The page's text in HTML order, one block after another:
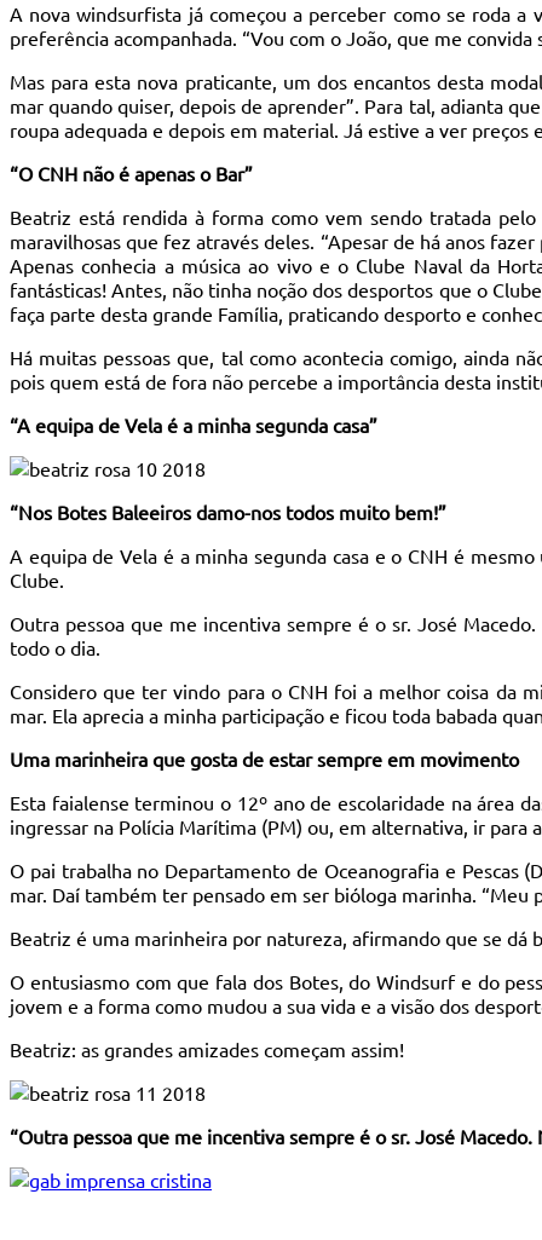
A nova windsurfista já começou a perceber como se roda
preferência acompanhada. “Vou com o João, que me convida
Mas para esta nova praticante, um dos encantos desta
mar quando quiser, depois de aprender”. Para tal, adianta
roupa adequada e depois em material. Já estive a ver preços
“O CNH não é apenas o Bar”
Beatriz está rendida à forma como vem sendo tratada
maravilhosas que fez através deles. “Apesar de há anos
Apenas conhecia a música ao vivo e o Clube Naval da
fantásticas! Antes, não tinha noção dos desportos que o
faça parte desta grande Família, praticando desporto e
Há muitas pessoas que, tal como acontecia comigo, ainda
pois quem está de fora não percebe a importância desta
“A equipa de Vela é a minha segunda casa”
“Nos Botes Baleeiros damo-nos todos muito bem!”
A equipa de Vela é a minha segunda casa e o CNH é
Clube.
Outra pessoa que me incentiva sempre é o sr. José
todo o dia.
Considero que ter vindo para o CNH foi a melhor coisa da
mar. Ela aprecia a minha participação e ficou toda babada
Uma marinheira que gosta de estar sempre em movimento
Esta faialense terminou o 12º ano de escolaridade na área
ingressar na Polícia Marítima (PM) ou, em alternativa, ir para
O pai trabalha no Departamento de Oceanografia e Pescas
mar. Daí também ter pensado em ser bióloga marinha.
Beatriz é uma marinheira por natureza, afirmando que se dá
O entusiasmo com que fala dos Botes, do Windsurf e do
jovem e a forma como mudou a sua vida e a visão dos
Beatriz: as grandes amizades começam assim!
“Outra pessoa que me incentiva sempre é o sr. José